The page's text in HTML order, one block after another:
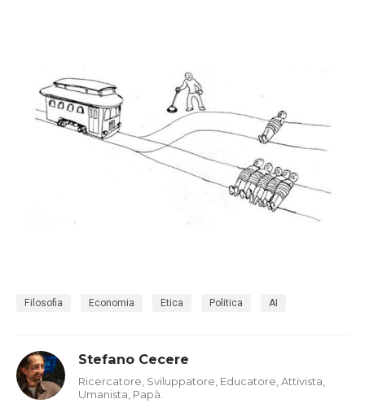
Filosofia Economia Etica Politica AI
Stefano Cecere
Ricercatore, Sviluppatore, Educatore, Attivista,
Umanista, Papà.